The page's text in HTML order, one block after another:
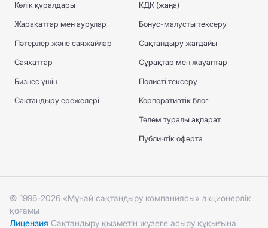
Көлік құралдары
Жарақаттар мен аурулар
Пәтерлер және саяжайлар
Саяхаттар
Бизнес үшін
Сақтандыру ережелері
КДК (жаңа)
Бонус-малусты тексеру
Сақтандыру жағдайы
Сұрақтар мен жауаптар
Полисті тексеру
Корпоративтік блог
Төлем туралы ақпарат
Публичтік оферта
© 1996-2026 «Мұнай сақтандыру компаниясы» акционерлік
қоғамы
Лицензия Сақтандыру қызметін жүзеге асыру құқығына